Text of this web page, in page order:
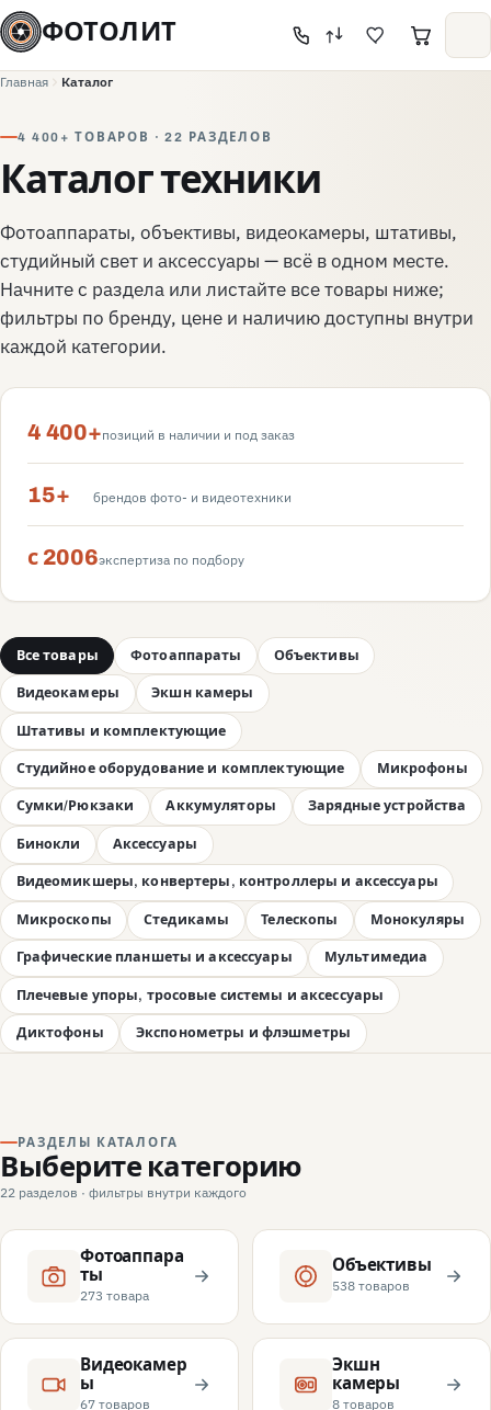
ФОТОЛИТ
Главная Каталог
4 400+ ТОВАРОВ · 22 РАЗДЕЛОВ
Каталог техники
Фотоаппараты, объективы, видеокамеры, штативы,
студийный свет и аксессуары — всё в одном месте.
Начните с раздела или листайте все товары ниже;
фильтры по бренду, цене и наличию доступны внутри
каждой категории.
4 400+позиций в наличии и под заказ
15+ брендов фото- и видеотехники
с 2006экспертиза по подбору
Все товары Фотоаппараты Объективы
Видеокамеры Экшн камеры
Штативы и комплектующие
Студийное оборудование и комплектующие Микрофоны
Сумки/Рюкзаки Аккумуляторы Зарядные устройства
Бинокли Аксессуары
Видеомикшеры, конвертеры, контроллеры и аксессуары
Микроскопы Стедикамы Телескопы Монокуляры
Графические планшеты и аксессуары Мультимедиа
Плечевые упоры, тросовые системы и аксессуары
Диктофоны Экспонометры и флэшметры
РАЗДЕЛЫ КАТАЛОГА
Выберите категорию
22 разделов · фильтры внутри каждого
Фотоаппара
ты
273 товара
Объективы
538 товаров
Видеокамер
ы
67 товаров
Экшн
камеры
8 товаров